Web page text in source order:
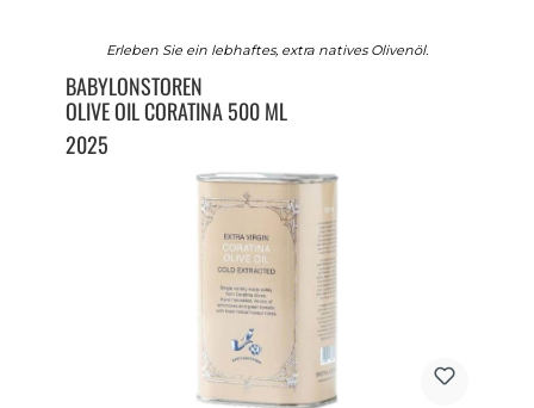
Erleben Sie ein lebhaftes, extra natives Olivenöl.
BABYLONSTOREN
OLIVE OIL CORATINA 500 ML
2025